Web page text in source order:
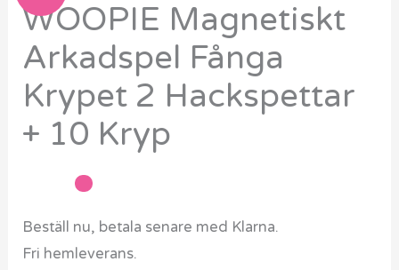
WOOPIE Magnetiskt
Arkadspel Fånga
Krypet 2 Hackspettar
+ 10 Kryp
Beställ nu, betala senare med Klarna.
Fri hemleverans.
Magnetiskt
Fånga
Krypet
Hackspettar
Kryp
mängd